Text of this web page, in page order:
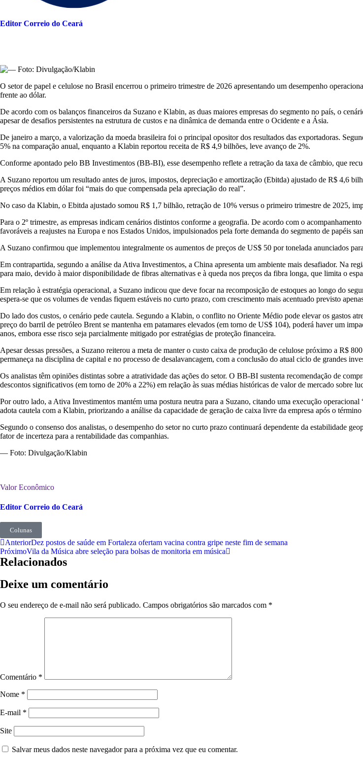
Editor Correio do Ceará
O setor de papel e celulose no Brasil encerrou o primeiro trimestre de 2026 apresentando um desempenho
frente ao dólar.
De acordo com os balanços financeiros da Suzano e Klabin, as duas maiores empresas do segmento no país, o
apesar de desafios persistentes na estrutura de custos e na dinâmica de demanda entre o Ocidente e a Ásia.
De janeiro a março, a valorização da moeda brasileira foi o principal opositor dos resultados das exportadoras.
5% na comparação anual, enquanto a Klabin reportou receita de R$ 4,9 bilhões, leve avanço de 2%.
Conforme apontado pelo BB Investimentos (BB-BI), esse desempenho reflete a retração da taxa de câmbio, que
A Suzano reportou um resultado antes de juros, impostos, depreciação e amortização (Ebitda) ajustado de R$ 4,6
preços médios em dólar foi “mais do que compensada pela apreciação do real”.
No caso da Klabin, o Ebitda ajustado somou R$ 1,7 bilhão, retração de 10% versus o primeiro trimestre de 2025,
Para o 2º trimestre, as empresas indicam cenários distintos conforme a geografia. De acordo com o
favoráveis a reajustes na Europa e nos Estados Unidos, impulsionados pela forte demanda do segmento de papéis
A Suzano confirmou que implementou integralmente os aumentos de preços de US$ 50 por tonelada anunciados
Em contrapartida, segundo a análise da Ativa Investimentos, a China apresenta um ambiente mais desafiador. Na
para maio, devido à maior disponibilidade de fibras alternativas e à queda nos preços da fibra longa, que limita o
Em relação à estratégia operacional, a Suzano indicou que deve focar na recomposição de estoques ao longo do
espera-se que os volumes de vendas fiquem estáveis no curto prazo, com crescimento mais acentuado previsto
Do lado dos custos, o cenário pede cautela. Segundo a Klabin, o conflito no Oriente Médio pode elevar os gastos
preço do barril de petróleo Brent se mantenha em patamares elevados (em torno de US$ 104), poderá haver um
anos, embora esse risco seja parcialmente mitigado por estratégias de proteção financeira.
Apesar dessas pressões, a Suzano reiterou a meta de manter o custo caixa de produção de celulose próximo a R$
permaneça na disciplina de capital e no processo de desalavancagem, com a conclusão do atual ciclo de grandes
Os analistas têm opiniões distintas sobre a atratividade das ações do setor. O BB-BI sustenta recomendação de
descontos significativos (em torno de 20% a 22%) em relação às suas médias históricas de valor de mercado sobre
Por outro lado, a Ativa Investimentos mantém uma postura neutra para a Suzano, citando uma execução
adota cautela com a Klabin, priorizando a análise da capacidade de geração de caixa livre da empresa após o término
Segundo o consenso dos analistas, o desempenho do setor no curto prazo continuará dependente da estabilidade
fator de incerteza para a rentabilidade das companhias.
— Foto: Divulgação/Klabin
Valor Econômico
Editor Correio do Ceará
Colunas
AnteriorDez postos de saúde em Fortaleza ofertam vacina contra gripe neste fim de semana
PróximoVila da Música abre seleção para bolsas de monitoria em música
Relacionados
Deixe um comentário
O seu endereço de e-mail não será publicado. Campos obrigatórios são marcados com *
Comentário *
Nome *
E-mail *
Site
Salvar meus dados neste navegador para a próxima vez que eu comentar.